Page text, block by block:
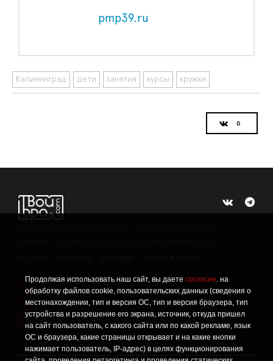
Продолжая использовать наш сайт, вы даете согласие. на
обработку файлов cookie, пользовательских данных (сведения о
местонахождении, тип и версия ОС, тип и версия браузера, тип
устройства и разрешение его экрана, источник, откуда пришел
на сайт пользователь, с какого сайта или по какой рекламе, язык
ОС и браузера, какие страницы открывает и на какие кнопки
нажимает пользователь, IP-адрес) в целях функционирования
pmp39.ru
Калининград дети занятия курсы кружки
! Политика конфиденциальности
! Информация о проведении СОУТ
Данный сайт не предназначен для просмотра лицам
младше 16 лет.